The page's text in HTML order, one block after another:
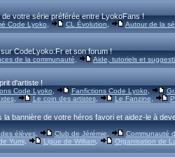
votre série préférée entre LyokoFans !
Code Lyoko, CL Évolution Autour de la
CodeLyoko.Fr et son forum !
de la communauté, Aide, tutoriels et
d'artiste !
Code Lyoko, Fanfictions Code Lyoko,
, Le coin des artistes, Le Fanzine
bannière de votre héros favori et aidez-le à
élèves, Club de Jérémie
Communauté
Yumi, Ligue de William,
Organisation de